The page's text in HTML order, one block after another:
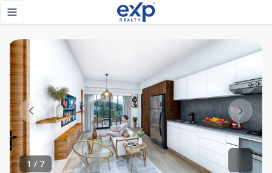
Toggle navigation menu
1 / 7
NUEVO APARTAMENTO EN VENTA EN LAS TERRENAS -